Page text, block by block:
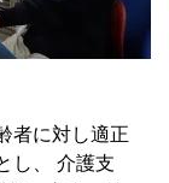
者に対し適正
し、 介護支